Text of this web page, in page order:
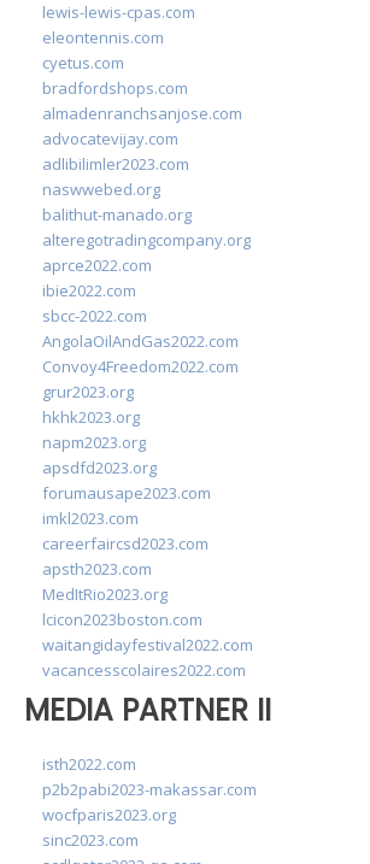
lewis-lewis-cpas.com
eleontennis.com
cyetus.com
bradfordshops.com
almadenranchsanjose.com
advocatevijay.com
adlibilimler2023.com
naswwebed.org
balithut-manado.org
alteregotradingcompany.org
aprce2022.com
ibie2022.com
sbcc-2022.com
AngolaOilAndGas2022.com
Convoy4Freedom2022.com
grur2023.org
hkhk2023.org
napm2023.org
apsdfd2023.org
forumausape2023.com
imkl2023.com
careerfaircsd2023.com
apsth2023.com
MedItRio2023.org
lcicon2023boston.com
waitangidayfestival2022.com
vacancesscolaires2022.com
MEDIA PARTNER II
isth2022.com
p2b2pabi2023-makassar.com
wocfparis2023.org
sinc2023.com